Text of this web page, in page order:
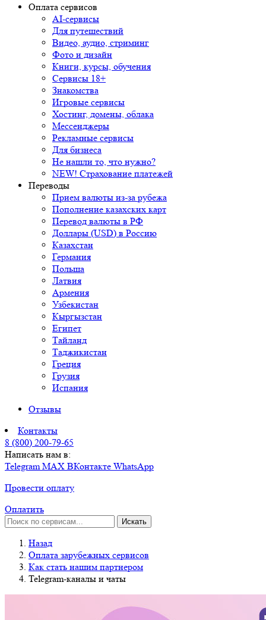
Оплата сервисов
AI-сервисы
Для путешествий
Видео, аудио, стриминг
Фото и дизайн
Книги, курсы, обучения
Сервисы 18+
Знакомства
Игровые сервисы
Хостинг, домены, облака
Мессенджеры
Рекламные сервисы
Для бизнеса
Не нашли то, что нужно?
NEW! Страхование платежей
Переводы
Прием валюты из-за рубежа
Пополнение казахских карт
Перевод валюты в РФ
Доллары (USD) в Россию
Казахстан
Германия
Польша
Латвия
Армения
Узбекистан
Кыргызстан
Египет
Тайланд
Таджикистан
Греция
Грузия
Испания
Отзывы
Контакты
8 (800) 200-79-65
Написать нам в:
TelegramMAX ВКонтакте WhatsApp
Провести оплату
Оплатить
Искать
Назад
Оплата зарубежных сервисов
Как стать нашим партнером
Telegram-каналы и чаты